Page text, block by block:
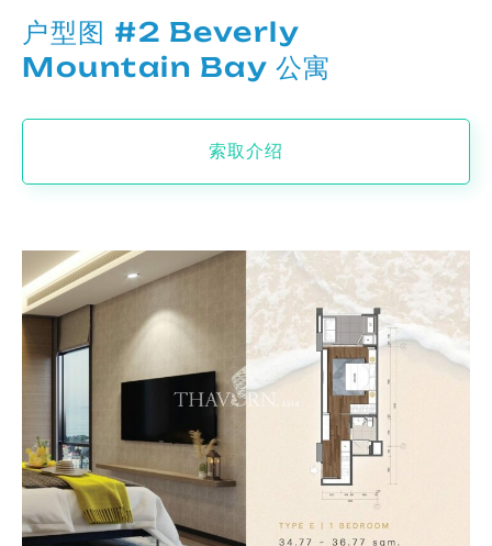
户型图 #2 Beverly
Mountain Bay 公寓
索取介绍